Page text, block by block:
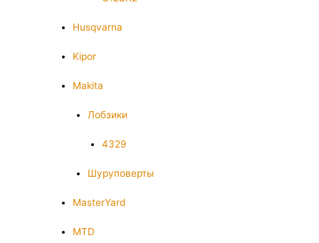
Husqvarna
Kipor
Makita
Лобзики
4329
Шуруповерты
MasterYard
MTD